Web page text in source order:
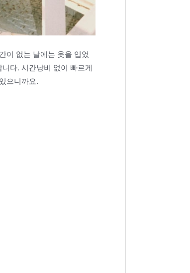
이 없는 날에는 옷을 입었
다. 시간낭비 없이 빠르게
으니까요.